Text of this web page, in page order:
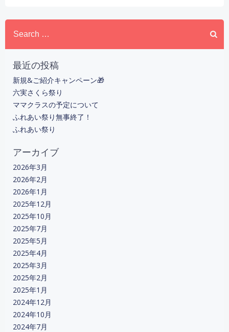
ビ
ゲ
ー
シ
ョ
ン
Search
for:
最近の投稿
新規&ご紹介キャンペーン🎁
六実さくら祭り
ママクラスの予定について
ふれあい祭り無事終了！
ふれあい祭り
アーカイブ
2026年3月
2026年2月
2026年1月
2025年12月
2025年10月
2025年7月
2025年5月
2025年4月
2025年3月
2025年2月
2025年1月
2024年12月
2024年10月
2024年7月